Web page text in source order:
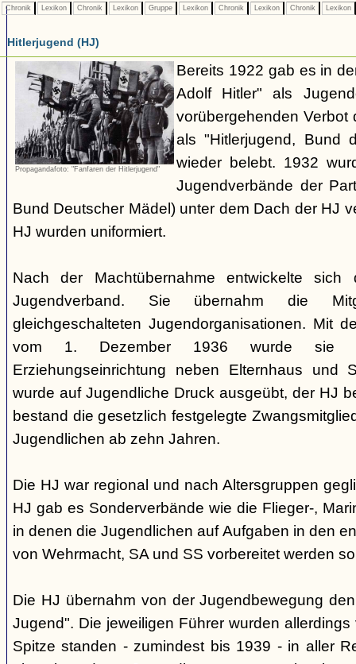
Chronik Lexikon Chronik Lexikon Gruppe Lexikon Chronik Lexikon Chronik Lexikon
Hitlerjugend (HJ)
Propagandafoto: "Fanfaren der Hitlerjugend"
Bereits 1922 gab es in
Adolf Hitler" als
vorübergehenden Verbot
als "Hitlerjugend, Bund
wieder belebt. 1932
Jugendverbände der
Bund Deutscher Mädel) unter dem Dach der HJ
HJ wurden uniformiert.
Nach der Machtübernahme entwickelte
Jugendverband. Sie übernahm die
gleichgeschalteten Jugendorganisationen. Mit
vom 1. Dezember 1936 wurde sie
Erziehungseinrichtung neben Elternhaus und
wurde auf Jugendliche Druck ausgeübt, der HJ
bestand die gesetzlich festgelegte
Jugendlichen ab zehn Jahren.
Die HJ war regional und nach Altersgruppen
HJ gab es Sonderverbände wie die Flieger-,
in denen die Jugendlichen auf Aufgaben in den
von Wehrmacht, SA und SS vorbereitet werden
Die HJ übernahm von der Jugendbewegung
Jugend". Die jeweiligen Führer wurden
Spitze standen - zumindest bis 1939 - in aller